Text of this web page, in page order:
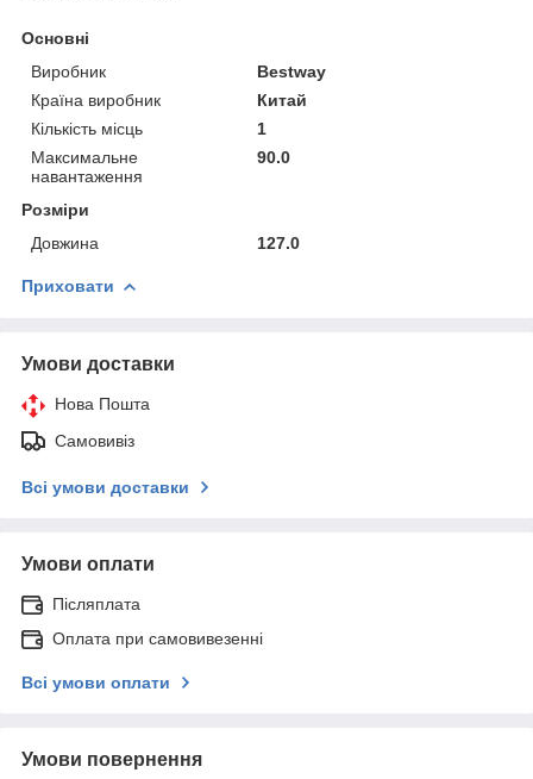
Основні
Виробник
Bestway
Країна виробник
Китай
Кількість місць
1
Максимальне
навантаження
90.0
Розміри
Довжина
127.0
Приховати
Умови доставки
Нова Пошта
Самовивіз
Всі умови доставки
Умови оплати
Післяплата
Оплата при самовивезенні
Всі умови оплати
Умови повернення